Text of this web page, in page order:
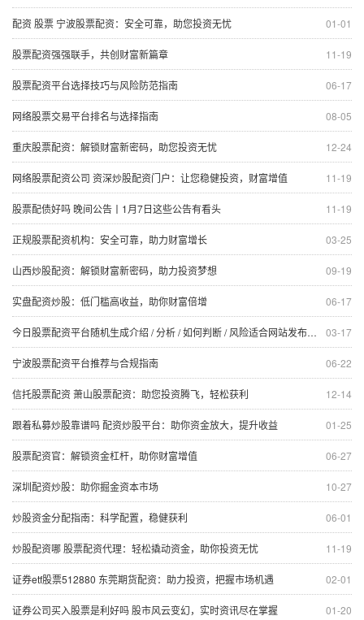
01-01
配资 股票 宁波股票配资：安全可靠，助您投资无忧
11-19
股票配资强强联手，共创财富新篇章
06-17
股票配资平台选择技巧与风险防范指南
08-05
网络股票交易平台排名与选择指南
12-24
重庆股票配资：解锁财富新密码，助您投资无忧
11-19
网络股票配资公司 资深炒股配资门户：让您稳健投资，财富增值
11-19
股票配债好吗 晚间公告丨1月7日这些公告有看头
03-25
正规股票配资机构：安全可靠，助力财富增长
09-19
山西炒股配资：解锁财富新密码，助力投资梦想
06-17
实盘配资炒股：低门槛高收益，助你财富倍增
03-17
今日股票配资平台随机生成介绍 / 分析 / 如何判断 / 风险适合网站发布不超30字的标题
06-22
宁波股票配资平台推荐与合规指南
12-14
信托股票配资 萧山股票配资：助您投资腾飞，轻松获利
01-25
跟着私募炒股靠谱吗 配资炒股平台：助你资金放大，提升收益
06-27
股票配资官：解锁资金杠杆，助你财富增值
10-27
深圳配资炒股：助你掘金资本市场
06-01
炒股资金分配指南：科学配置，稳健获利
11-19
炒股配资哪 股票配资代理：轻松撬动资金，助你投资无忧
02-01
证券etf股票512880 东莞期货配资：助力投资，把握市场机遇
01-20
证券公司买入股票是利好吗 股市风云变幻，实时资讯尽在掌握